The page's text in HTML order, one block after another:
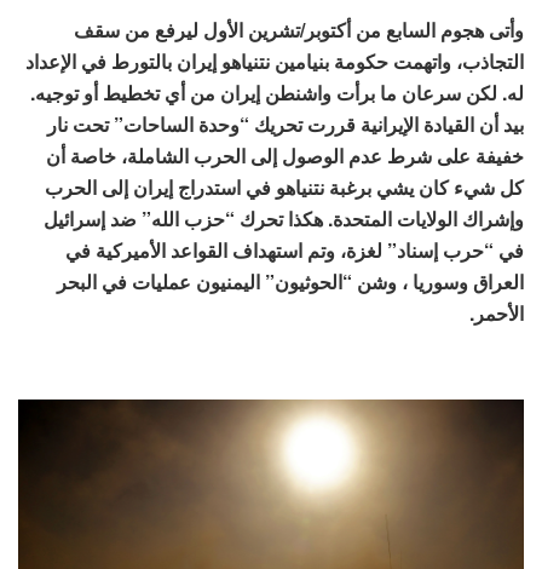
وأتى هجوم السابع من أكتوبر/تشرين الأول ليرفع من سقف
التجاذب، واتهمت حكومة بنيامين نتنياهو إيران بالتورط في الإعداد
له. لكن سرعان ما برأت واشنطن إيران من أي تخطيط أو توجيه.
بيد أن القيادة الإيرانية قررت تحريك “وحدة الساحات” تحت نار
خفيفة على شرط عدم الوصول إلى الحرب الشاملة، خاصة أن
كل شيء كان يشي برغبة نتنياهو في استدراج إيران إلى الحرب
وإشراك الولايات المتحدة. هكذا تحرك “حزب الله” ضد إسرائيل
في “حرب إسناد” لغزة، وتم استهداف القواعد الأميركية في
العراق وسوريا ، وشن “الحوثيون” اليمنيون عمليات في البحر
الأحمر.